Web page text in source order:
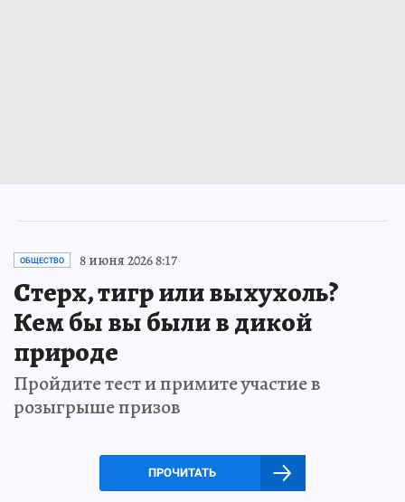
ОБЩЕСТВО 8 июня 2026 8:17
Стерх, тигр или выхухоль?
Кем бы вы были в дикой
природе
Пройдите тест и примите участие в
розыгрыше призов
ПРОЧИТАТЬ